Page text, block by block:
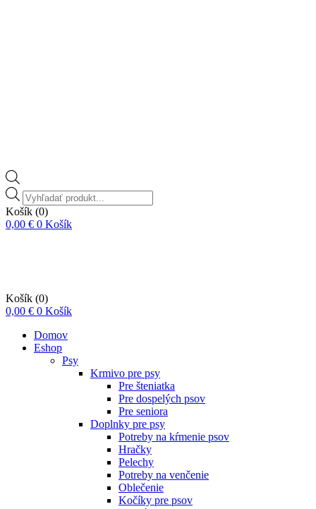
Vyhľadávanie
produktov
Košík (0)
0,00 € 0 Košík
Košík (0)
0,00 € 0 Košík
Domov
Eshop
Psy
Krmivo pre psy
Pre šteniatka
Pre dospelých psov
Pre seniora
Doplnky pre psy
Potreby na kŕmenie psov
Hračky
Pelechy
Potreby na venčenie
Oblečenie
Kočíky pre psov